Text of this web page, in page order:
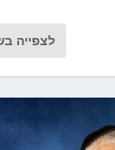
לצפייה